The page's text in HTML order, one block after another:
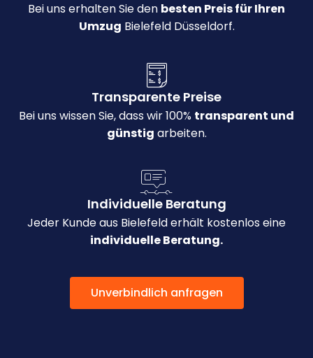
Bei uns erhalten Sie den besten Preis für Ihren
Umzug Bielefeld Düsseldorf.
Transparente Preise
Bei uns wissen Sie, dass wir 100% transparent und
günstig arbeiten.
Individuelle Beratung
Jeder Kunde aus Bielefeld erhält kostenlos eine
individuelle Beratung.
Unverbindlich anfragen